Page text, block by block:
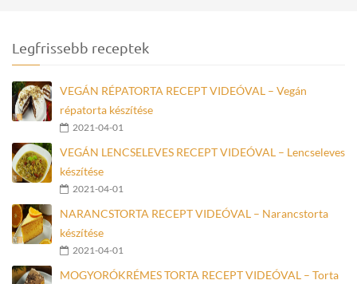
Legfrissebb receptek
VEGÁN RÉPATORTA RECEPT VIDEÓVAL – Vegán
répatorta készítése
2021-04-01
VEGÁN LENCSELEVES RECEPT VIDEÓVAL – Lencseleves
készítése
2021-04-01
NARANCSTORTA RECEPT VIDEÓVAL – Narancstorta
készítése
2021-04-01
MOGYORÓKRÉMES TORTA RECEPT VIDEÓVAL – Torta